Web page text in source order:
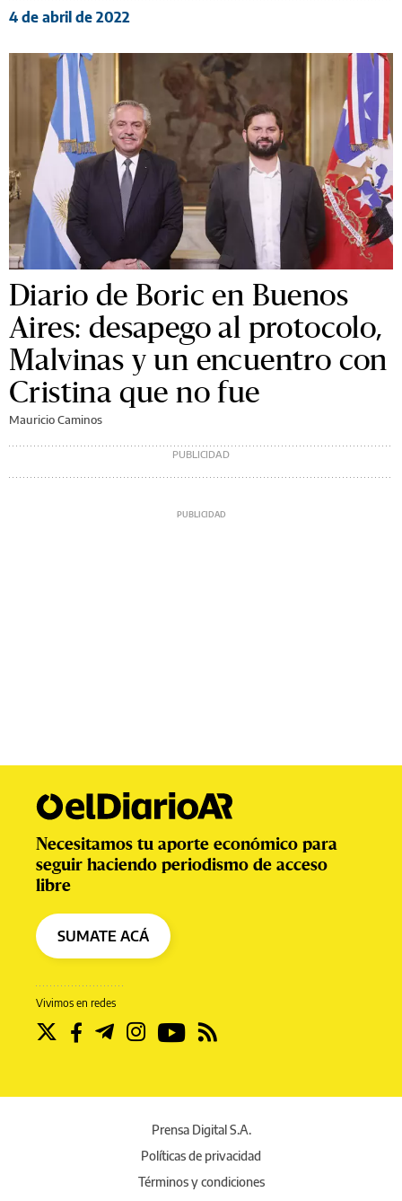
4 de abril de 2022
Diario de Boric en Buenos
Aires: desapego al protocolo,
Malvinas y un encuentro con
Cristina que no fue
Mauricio Caminos
Vivimos en redes
Necesitamos tu aporte económico para
seguir haciendo periodismo de acceso
libre
SUMATE ACÁ
Prensa Digital S.A.
Políticas de privacidad
Términos y condiciones